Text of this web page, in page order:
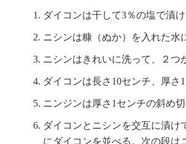
ダイコンは干して3％の塩で漬
ニシンは糠（ぬか）を入れた水
ニシンはきれいに洗って、２つ
ダイコンは長さ10センチ、厚
ニンジンは厚さ1センチの斜め切
ダイコンとニシンを交互に漬
にダイコンを並べる。次の段は